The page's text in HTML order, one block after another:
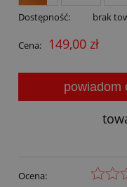
Dostępność: brak
Cena: 149,00 zł
powiadom
Ocena: